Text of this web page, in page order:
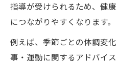
指導が受けられるため、健
につながりやすくなります。
例えば、季節ごとの体調変
事・運動に関するアドバイ